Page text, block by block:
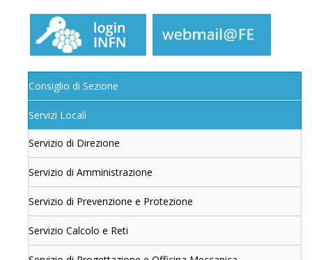
Consiglio di Sezione
Servizi Locali
Servizio di Direzione
Servizio di Amministrazione
Servizio di Prevenzione e Protezione
Servizio Calcolo e Reti